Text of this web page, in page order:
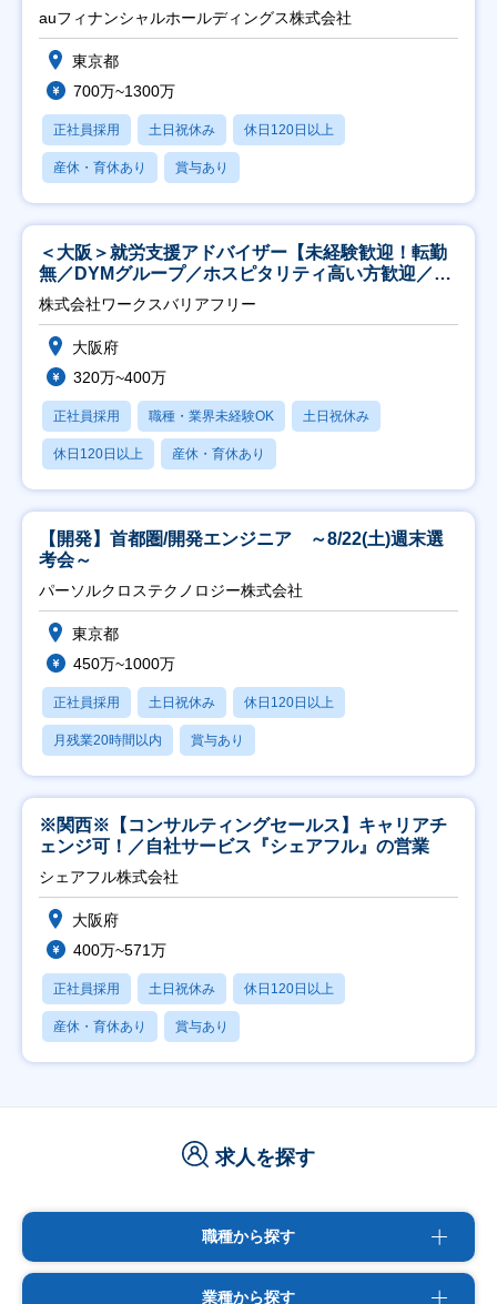
auフィナンシャルホールディングス株式会社
東京都
700万~1300万
正社員採用 土日祝休み 休日120日以上
産休・育休あり 賞与あり
＜大阪＞就労支援アドバイザー【未経験歓迎！転勤
無／DYMグループ／ホスピタリティ高い方歓迎／土
日祝】
株式会社ワークスバリアフリー
大阪府
320万~400万
正社員採用 職種・業界未経験OK 土日祝休み
休日120日以上 産休・育休あり
【開発】首都圏/開発エンジニア ～8/22(土)週末選
考会～
パーソルクロステクノロジー株式会社
東京都
450万~1000万
正社員採用 土日祝休み 休日120日以上
月残業20時間以内 賞与あり
※関西※【コンサルティングセールス】キャリアチ
ェンジ可！／自社サービス『シェアフル』の営業
シェアフル株式会社
大阪府
400万~571万
正社員採用 土日祝休み 休日120日以上
産休・育休あり 賞与あり
求人を探す
職種から探す
業種から探す